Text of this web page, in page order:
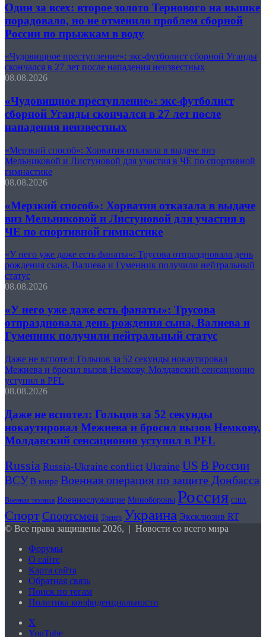
Один за всех: второе золото Тернового на вышке
порадовало, но не отменило проблем сборной
России по прыжкам в воду
«Чудовищное преступление»: экс-футболист сборной Уганды
скончался в 27 лет после нападения неизвестных
08.08.2026
«Чудовищное преступление»: экс-футболист
сборной Уганды скончался в 27 лет после
нападения неизвестных
«Мерзкий способ»: Хорватия отказала в выдаче виз
Мельниковой и Листуновой для участия в ЧЕ по спортивной
гимнастике
08.08.2026
«Мерзкий способ»: Хорватия отказала в выдаче
виз Мельниковой и Листуновой для участия в
ЧЕ по спортивной гимнастике
«У него уже даже есть фанаты»: Трусова отпраздновала день
рождения сына, Валиева и Гуменник получили нейтральный
статус
08.08.2026
«У него уже даже есть фанаты»: Трусова
отпраздновала день рождения сына, Валиева и
Гуменник получили нейтральный статус
Даже не вспотел: Гольцов за 52 секунды нокаутировал
Межиева и бросил вызов Немкову, Молдавский сенсационно
уступил в PFL
08.08.2026
Даже не вспотел: Гольцов за 52 секунды
нокаутировал Межиева и бросил вызов Немкову,
Молдавский сенсационно уступил в PFL
Russia Russia-Ukraine conflict Ukraine US В России
ВСУ В мире Военная операция по защите Донбасса
Военная техника Военнослужащие Минобороны Россия США
СпортСпортсмен Тренер Украина Эксклюзив RT
© Все права защищены 2026, | Новости со всего мира
Форумы
О сайте
Карта сайта
Обратная связь
Поиск по тегам
Политика конфиденциальности
X
YouTube